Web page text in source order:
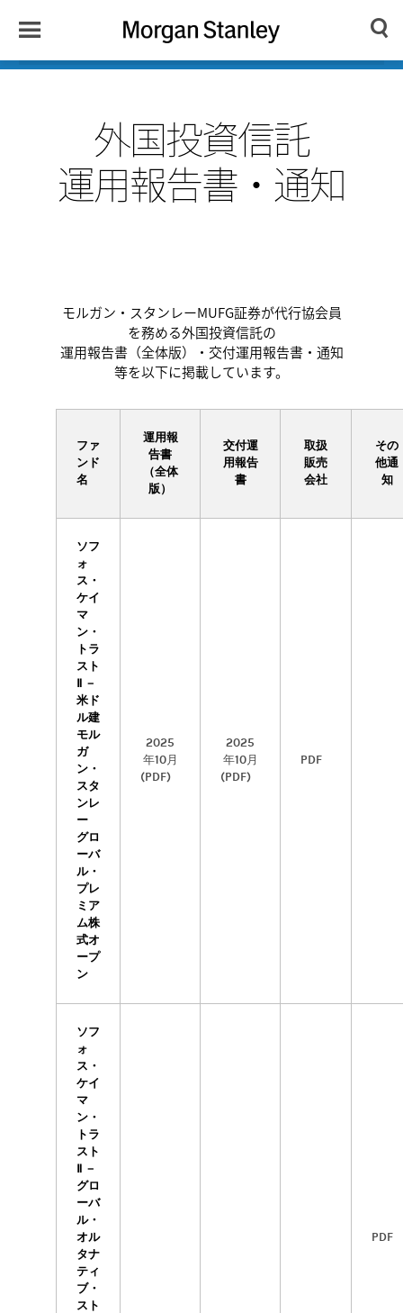
Menu
Morgan Search
外国投資信託
運用報告書・通知
モルガン・スタンレーMUFG証券が代行協会員
を務める外国投資信託の
運用報告書（全体版）・交付運用報告書・通知
等を以下に掲載しています。
ファ
ンド
名
運用報
告書
（全体
版）
交付運
用報告
書
取扱
販売
会社
その
他通
知
ソフ
ォ
ス・
ケイ
マ
ン・
トラ
スト
Ⅱ －
米ド
ル建
モル
ガ
ン・
スタ
ンレ
ー
グロ
ーバ
ル・
プレ
ミア
ム株
式オ
ープ
ン
2025
年10月
(PDF)
2025
年10月
(PDF)
PDF
ソフ
ォ
ス・
ケイ
マ
ン・
トラ
スト
Ⅱ －
グロ
ーバ
ル・
オル
タナ
ティ
ブ・
スト
PDF